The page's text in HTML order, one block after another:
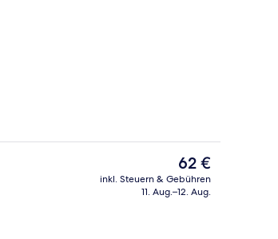
Bügelbrett, kostenloses WLAN
Der
aktuelle
Preis
62 €
inkl. Steuern & Gebühren
11. Aug.–12. Aug.